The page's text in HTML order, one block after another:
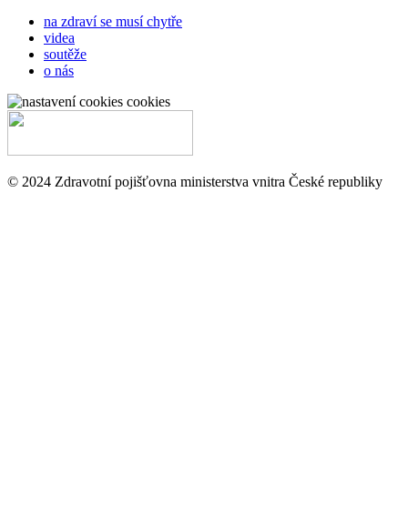
na zdraví se musí chytře
videa
soutěže
o nás
cookies
© 2024 Zdravotní pojišťovna ministerstva vnitra České republiky